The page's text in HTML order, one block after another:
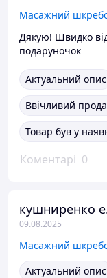
Дякую! Швидко
подаруночок
Актуальний опис
Ввічливий
Товар був у
Коментарі 0
кушниренко
09.08.2025
Актуальний опис